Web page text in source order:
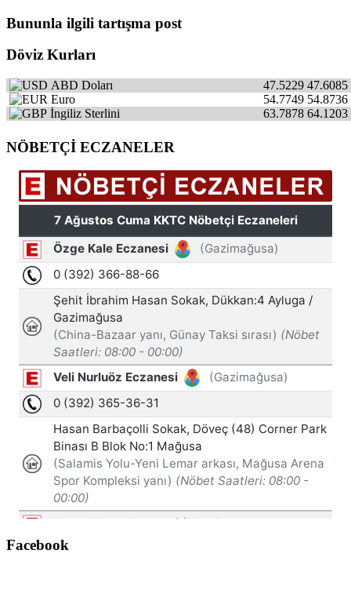
Bununla ilgili tartışma post
Döviz Kurları
ABD Doları 47.6085
47.5229
Euro
54.8736
54.7749
İngiliz Sterlini
64.1203
63.7878
NÖBETÇİ ECZANELER
Facebook